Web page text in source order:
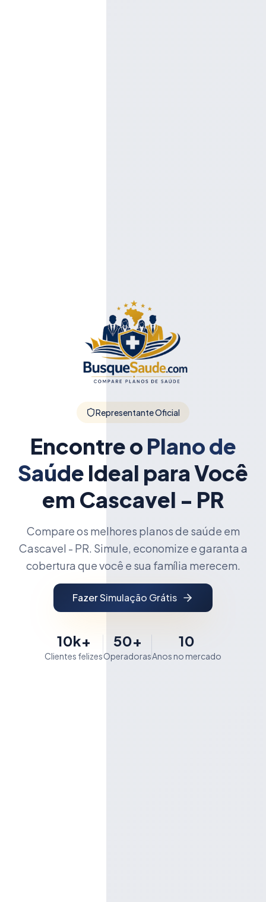
Representante Oficial
Encontre o Plano de
Saúde Ideal para Você
em Cascavel - PR
Compare os melhores planos de saúde em
Cascavel - PR. Simule, economize e garanta a
cobertura que você e sua família merecem.
Fazer Simulação Grátis
10k+
Clientes felizes
50+
Operadoras
10
Anos no mercado